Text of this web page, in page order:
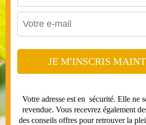
JE M'INSCRIS
Votre adresse est en sécurité. Elle ne
revendue. Vous recevrez également
des conseils offres pour retrouver la